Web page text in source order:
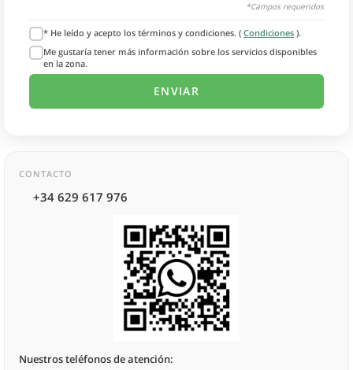
*Campos requeridos
* He leído y acepto los términos y condiciones. ( Condiciones ).
Me gustaría tener más información sobre los servicios disponibles
en la zona.
CONTACTO
+34 629 617 976
Nuestros teléfonos de atención: